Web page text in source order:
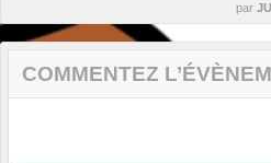
par
COMMENTEZ